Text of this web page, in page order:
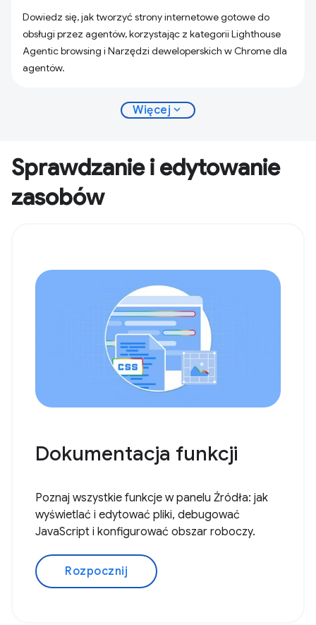
Dowiedz się, jak tworzyć strony internetowe gotowe do
obsługi przez agentów, korzystając z kategorii Lighthouse
Agentic browsing i Narzędzi deweloperskich w Chrome dla
agentów.
Więcej expand_more
Sprawdzanie i edytowanie
zasobów
Dokumentacja funkcji
Poznaj wszystkie funkcje w panelu Źródła: jak
wyświetlać i edytować pliki, debugować
JavaScript i konfigurować obszar roboczy.
Rozpocznij